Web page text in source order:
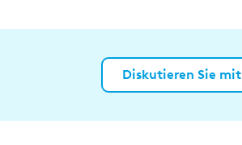
Diskutieren Sie mit